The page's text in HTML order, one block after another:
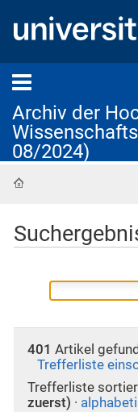
Archiv der
08/2024)
401 Artikel
Trefferliste
Trefferliste
zuerst) ·